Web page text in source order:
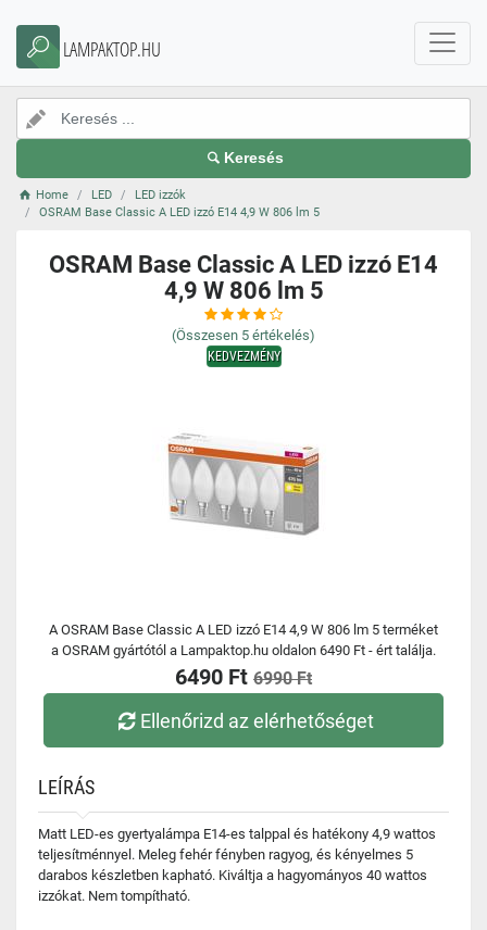
LAMPAKTOP.HU
Keresés
Home LED
LED izzók
OSRAM Base Classic A LED izzó E14 4,9 W 806 lm 5
OSRAM Base Classic A LED izzó E14
4,9 W 806 lm 5
(Összesen 5 értékelés)
KEDVEZMÉNY
A OSRAM Base Classic A LED izzó E14 4,9 W 806 lm 5 terméket
a OSRAM gyártótól a Lampaktop.hu oldalon 6490 Ft - ért találja.
6490 Ft 6990 Ft
Ellenőrizd az elérhetőséget
LEÍRÁS
Matt LED-es gyertyalámpa E14-es talppal és hatékony 4,9 wattos
teljesítménnyel. Meleg fehér fényben ragyog, és kényelmes 5
darabos készletben kapható. Kiváltja a hagyományos 40 wattos
izzókat. Nem tompítható.